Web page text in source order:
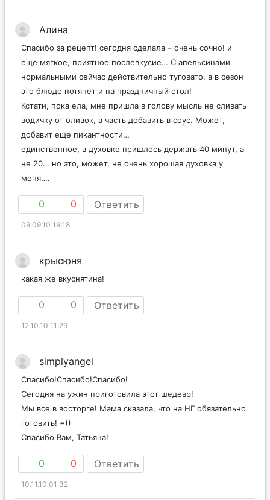
Алина
Спасибо за рецепт! сегодня сделала – очень сочно! и
еще мягкое, приятное послевкусие… С апельсинами
нормальными сейчас действительно туговато, а в сезон
это блюдо потянет и на праздничный стол!
Кстати, пока ела, мне пришла в голову мысль не сливать
водичку от оливок, а часть добавить в соус. Может,
добавит еще пикантности…
единственное, в духовке пришлось держать 40 минут, а
не 20… но это, может, не очень хорошая духовка у
меня….
0 0 Ответить
09.09.10 19:18
крысюня
какая же вкуснятина!
0 0 Ответить
12.10.10 11:29
simplyangel
Спасибо!Спасибо!Спасибо!
Сегодня на ужин приготовила этот шедевр!
Мы все в восторге! Мама сказала, что на НГ обязательно
готовить! =))
Спасибо Вам, Татьяна!
0 0 Ответить
10.11.10 01:32